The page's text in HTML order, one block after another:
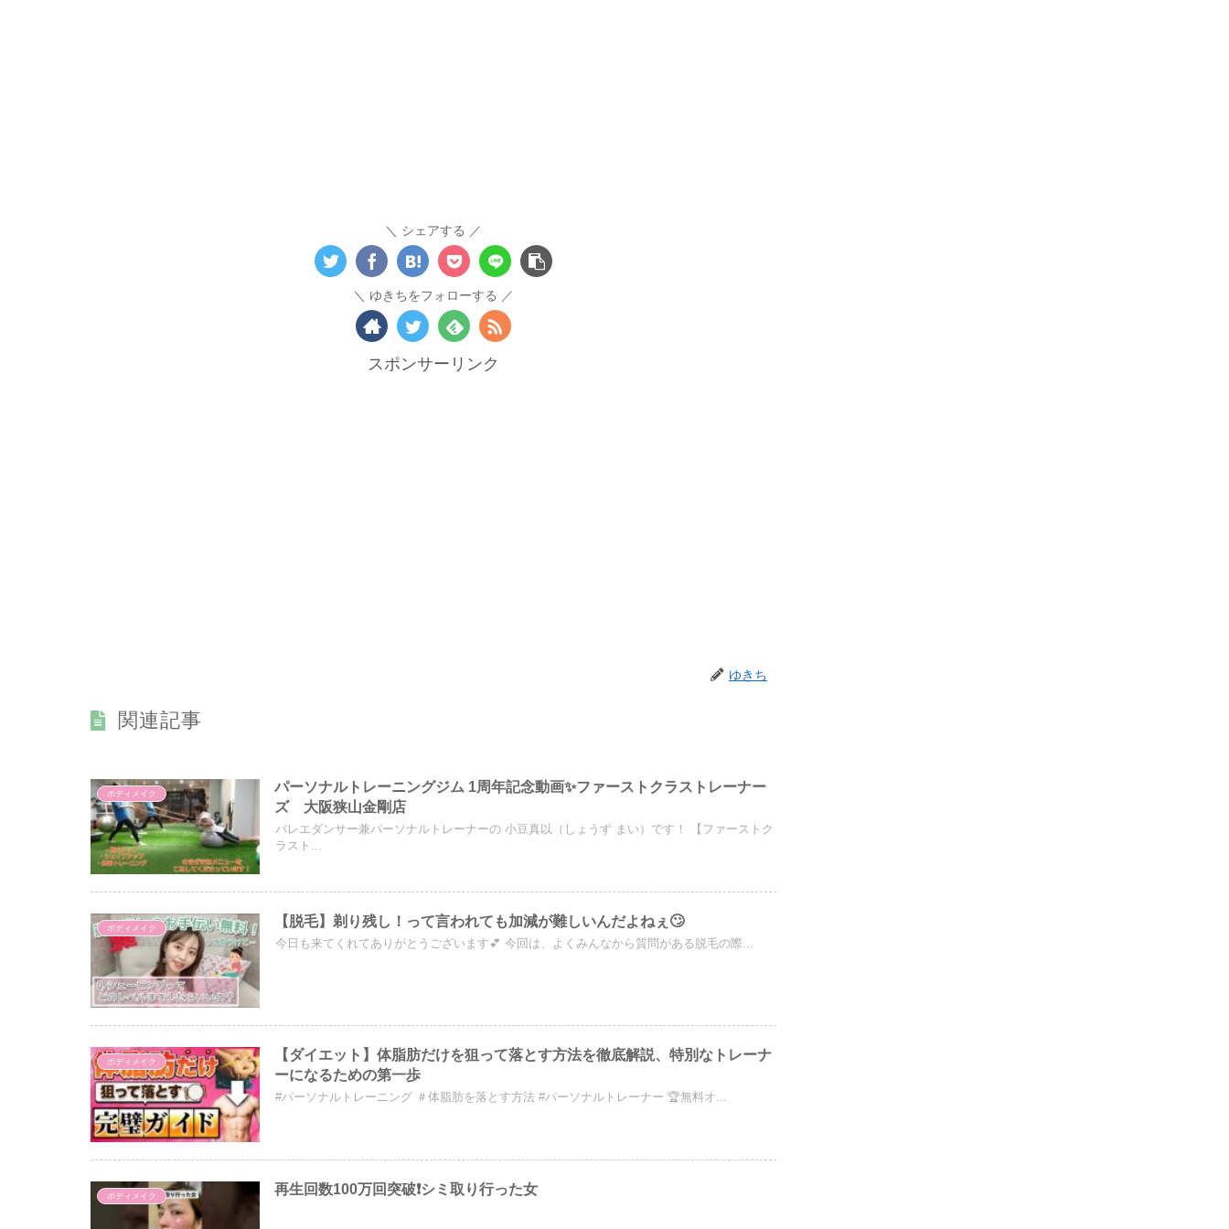
シェアする
ゆきちをフォローする
スポンサーリンク
ゆきち
関連記事
ボディメイク
パーソナルトレーニングジム 1周年記念動画✨ファーストクラストレーナー
ズ 大阪狭山金剛店
バレエダンサー兼パーソナルトレーナーの 小豆真以（しょうず まい）です！ 【ファーストク
ラスト...
ボディメイク 【脱毛】剃り残し！って言われても加減が難しいんだよねぇ🙄
今日も来てくれてありがとうございます💕 今回は、よくみんなから質問がある脱毛の際...
ボディメイク
【ダイエット】体脂肪だけを狙って落とす方法を徹底解説、特別なトレーナ
ーになるための第一歩
#パーソナルトレーニング ＃体脂肪を落とす方法 #パーソナルトレーナー 🏆無料オ...
ボディメイク 再生回数100万回突破❗️シミ取り行った女